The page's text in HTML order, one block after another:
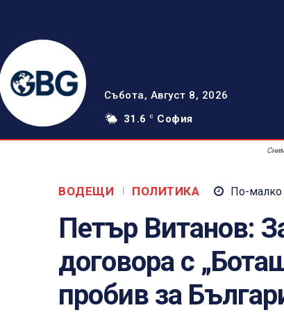
Събота, Август 8, 2026
31.6
C София
ВОДЕЩИ ПОЛИТИКА По-малко
Петър Витанов:
договора с
пробив за